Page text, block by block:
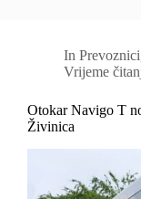
In Prevoznici
Vrijeme
Otokar Navigo T
Živinica